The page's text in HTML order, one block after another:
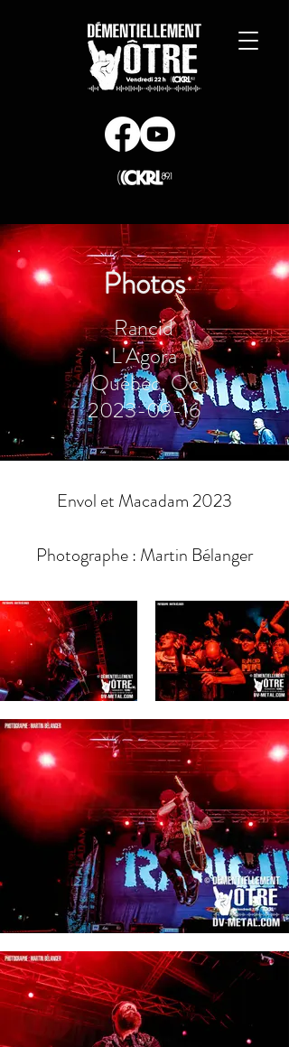
Rancid
L'Agora
Québec, Qc
Photos
2023-09-16
Envol et Macadam 2023
Photographe : Martin Bélanger